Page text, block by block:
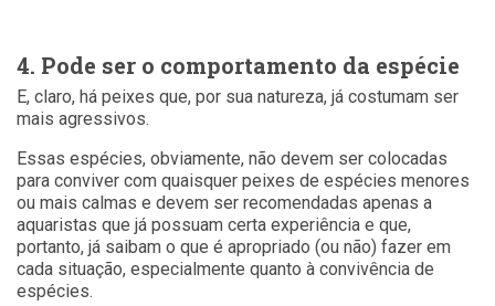
4. Pode ser o comportamento da espécie
E, claro, há peixes que, por sua natureza, já costumam ser
mais agressivos.
Essas espécies, obviamente, não devem ser colocadas
para conviver com quaisquer peixes de espécies menores
ou mais calmas e devem ser recomendadas apenas a
aquaristas que já possuam certa experiência e que,
portanto, já saibam o que é apropriado (ou não) fazer em
cada situação, especialmente quanto à convivência de
espécies.